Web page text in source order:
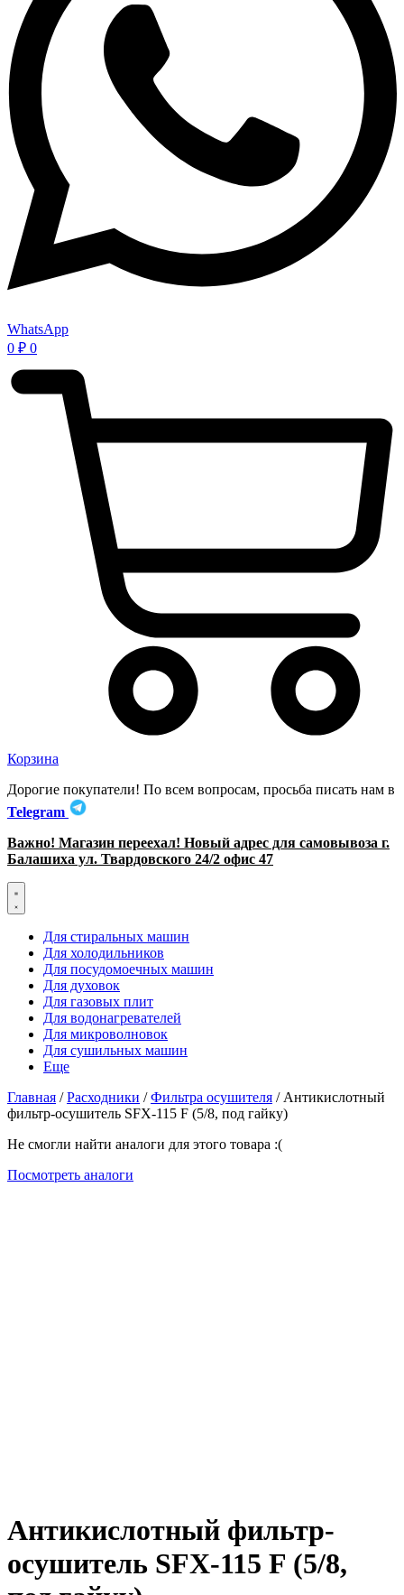
WhatsApp
0 ₽ 0
Корзина
Дорогие покупатели! По всем вопросам, просьба писать нам в
Telegram
Важно! Магазин переехал! Новый адрес для самовывоза г.
Балашиха ул. Твардовского 24/2 офис 47
Для стиральных машин
Для холодильников
Для посудомоечных машин
Для духовок
Для газовых плит
Для водонагревателей
Для микроволновок
Для сушильных машин
Еще
Главная /Расходники /Фильтра осушителя / Антикислотный
фильтр-осушитель SFX-115 F (5/8, под гайку)
Не смогли найти аналоги для этого товара :(
Посмотреть аналоги
Антикислотный фильтр-
осушитель SFX-115 F (5/8,